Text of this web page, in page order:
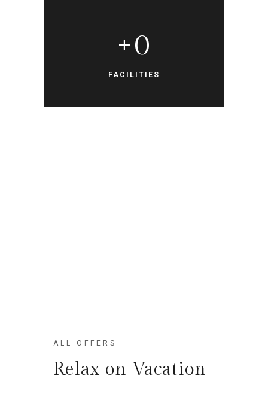
FACILITIES
+0
ALL OFFERS
Relax on Vacation